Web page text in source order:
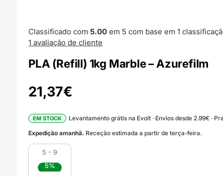
Classificado com5.00 em 5 com base em1
1 avaliação de cliente
PLA (Refill) 1kg Marble – Azurefilm
21,37€
EM STOCK
Levantamento grátis na Evolt · Envios desde 2.99€ ·
Expedição amanhã. Receção estimada a partir de terça-feira.
5 - 9
5%